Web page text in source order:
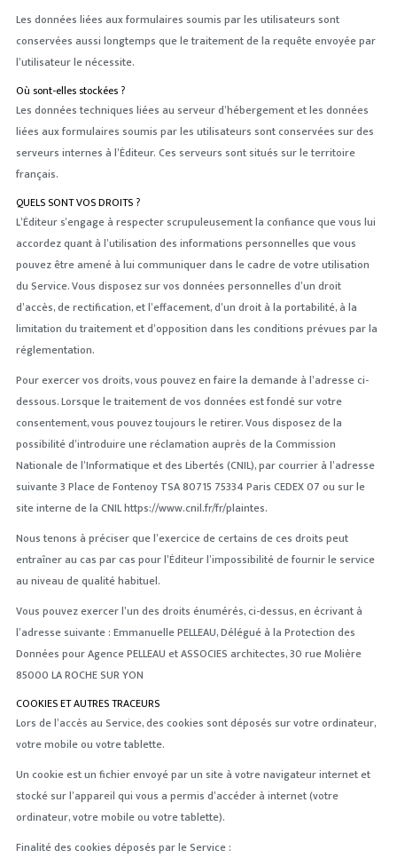
Les données liées aux formulaires soumis par les utilisateurs sont
conservées aussi longtemps que le traitement de la requête envoyée par
l’utilisateur le nécessite.
Où sont-elles stockées ?
Les données techniques liées au serveur d’hébergement et les données
liées aux formulaires soumis par les utilisateurs sont conservées sur des
serveurs internes à l’Éditeur. Ces serveurs sont situés sur le territoire
français.
QUELS SONT VOS DROITS ?
L’Éditeur s’engage à respecter scrupuleusement la confiance que vous lui
accordez quant à l’utilisation des informations personnelles que vous
pouvez être amené à lui communiquer dans le cadre de votre utilisation
du Service. Vous disposez sur vos données personnelles d’un droit
d’accès, de rectification, et l’effacement, d’un droit à la portabilité, à la
limitation du traitement et d’opposition dans les conditions prévues par la
réglementation.
Pour exercer vos droits, vous pouvez en faire la demande à l’adresse ci-
dessous. Lorsque le traitement de vos données est fondé sur votre
consentement, vous pouvez toujours le retirer. Vous disposez de la
possibilité d’introduire une réclamation auprès de la Commission
Nationale de l’Informatique et des Libertés (CNIL), par courrier à l’adresse
suivante 3 Place de Fontenoy TSA 80715 75334 Paris CEDEX 07 ou sur le
site interne de la CNIL https://www.cnil.fr/fr/plaintes.
Nous tenons à préciser que l’exercice de certains de ces droits peut
entraîner au cas par cas pour l’Éditeur l’impossibilité de fournir le service
au niveau de qualité habituel.
Vous pouvez exercer l’un des droits énumérés, ci-dessus, en écrivant à
l’adresse suivante : Emmanuelle PELLEAU, Délégué à la Protection des
Données pour Agence PELLEAU et ASSOCIES architectes, 30 rue Molière
85000 LA ROCHE SUR YON
COOKIES ET AUTRES TRACEURS
Lors de l’accès au Service, des cookies sont déposés sur votre ordinateur,
votre mobile ou votre tablette.
Un cookie est un fichier envoyé par un site à votre navigateur internet et
stocké sur l’appareil qui vous a permis d’accéder à internet (votre
ordinateur, votre mobile ou votre tablette).
Finalité des cookies déposés par le Service :